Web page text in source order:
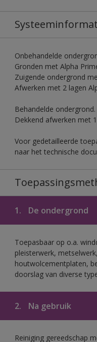
Onbehandelde
Gronden met Alpha
Zuigende ondergrond
Afwerken met 2 lagen
Behandelde ondergrond.
Dekkend afwerken met
Voor gedetailleerde
naar het technische
1. De ondergrond
Toepasbaar op o.a.
pleisterwerk,
houtwolcementplaten,
doorslag van diverse
2. Na gebruik
Reiniging gereedschap